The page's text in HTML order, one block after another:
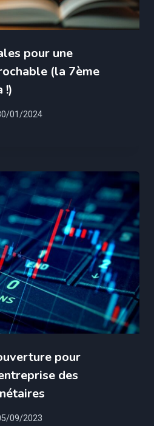
pour une
(la 7ème
!)
01/2024
pour
des
09/2023